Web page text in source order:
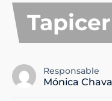
Responsable
Mónica